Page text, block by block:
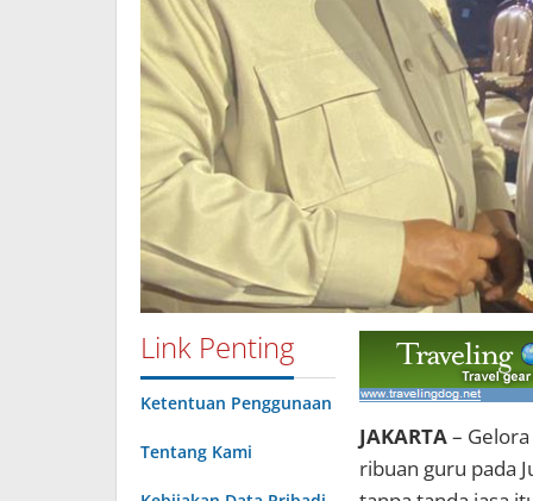
Link Penting
Ketentuan Penggunaan
Tentang Kami
JAKARTA– Gelora
ribuan guru pada